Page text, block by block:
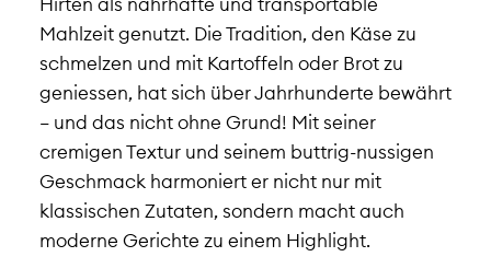
Mahlzeit genutzt. Die Tradition, den Käse zu
schmelzen und mit Kartoffeln oder Brot zu
geniessen, hat sich über Jahrhunderte bewährt
– und das nicht ohne Grund! Mit seiner
cremigen Textur und seinem buttrig-nussigen
Geschmack harmoniert er nicht nur mit
klassischen Zutaten, sondern macht auch
moderne Gerichte zu einem Highlight.